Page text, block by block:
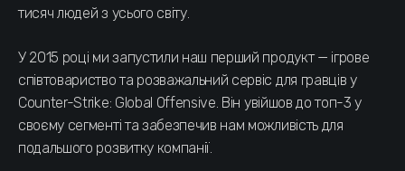
тисяч людей з усього світу.
У 2015 році ми запустили наш перший продукт — ігрове
співтовариство та розважальний сервіс для гравців у
Counter-Strike: Global Offensive. Він увійшов до топ-3 у
своєму сегменті та забезпечив нам можливість для
подальшого розвитку компанії.